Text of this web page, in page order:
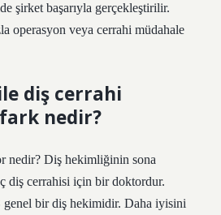
şirket başarıyla gerçekleştirilir.
operasyon veya cerrahi müdahale
diş cerrahi
nedir?
nedir? Diş hekimliğinin sona
diş cerrahisi için bir doktordur.
bir diş hekimidir. Daha iyisini